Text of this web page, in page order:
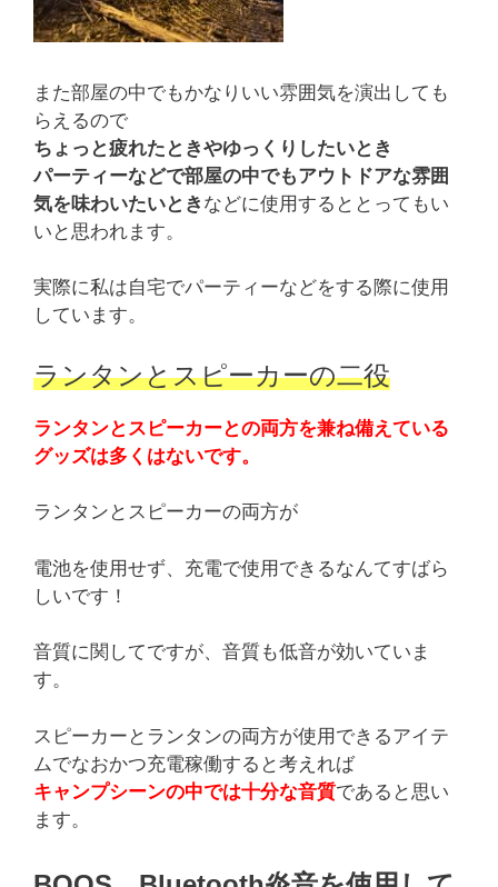
また部屋の中でもかなりいい雰囲気を演出しても
らえるので
ちょっと疲れたときやゆっくりしたいとき
パーティーなどで部屋の中でもアウトドアな雰囲
気を味わいたいとき などに使用するととってもい
いと思われます。
実際に私は自宅でパーティーなどをする際に使用
しています。
ランタンとスピーカーの二役
ランタンとスピーカーとの両方を兼ね備えている
グッズは多くはないです。
ランタンとスピーカーの両方が
電池を使用せず、充電で使用できるなんてすばら
しいです！
音質に関してですが、音質も低音が効いていま
す。
スピーカーとランタンの両方が使用できるアイテ
ムでなおかつ充電稼働すると考えれば
キャンプシーンの中では十分な音質であると思い
ます。